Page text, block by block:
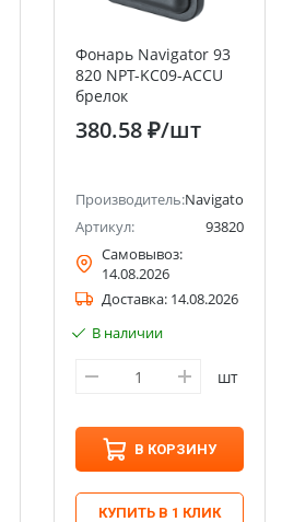
Фонарь Navigator 93
820 NPT-KC09-ACCU
брелок
алюм.1COB,5Вт li-pol
0,4Ач
380.58 ₽/шт
Производитель:Navigator
Артикул:
93820
Самовывоз:
14.08.2026
Доставка: 14.08.2026
В наличии
шт
В КОРЗИНУ
КУПИТЬ В 1 КЛИК